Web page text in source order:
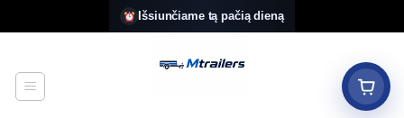
to
Išsiunčiame tą pačią dieną